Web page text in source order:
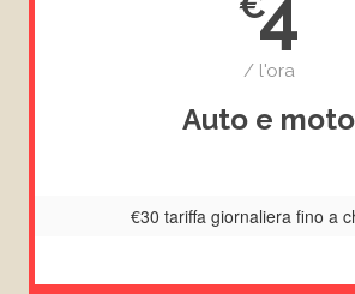
/ l'ora
Auto e moto
€30 tariffa giornaliera fino a